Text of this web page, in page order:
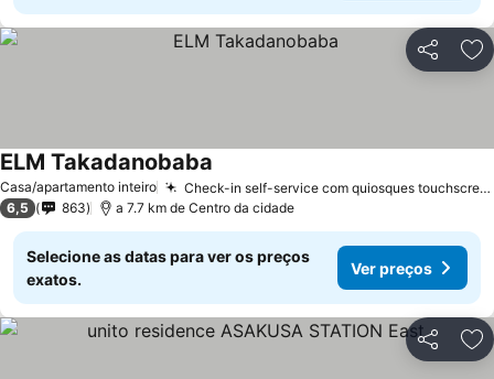
Partilhar
Casa/apartamento inteiro Check-in self-service com quiosques touchscreen
ELM Takadanobaba
6,5 863 a 7.7 km de Centro da cidade
Selecione as datas para ver os preços
exatos.
Ver preços
Partilhar